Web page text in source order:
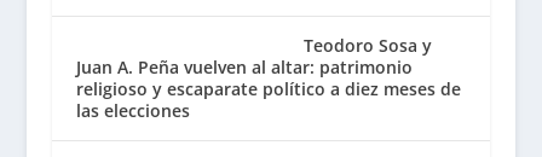
Teodoro Sosa y
Juan A. Peña vuelven al altar: patrimonio
religioso y escaparate político a diez meses de
las elecciones